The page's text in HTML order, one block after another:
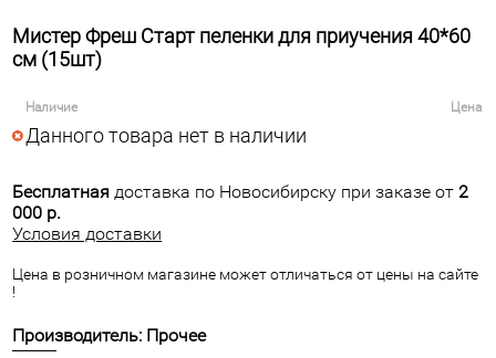
Мистер Фреш Старт пеленки для приучения 40*60
см (15шт)
Наличие Цена
Данного товара нет в наличии
Бесплатная доставка по Новосибирску при заказе от 2
000 р.
Условия доставки
Цена в розничном магазине может отличаться от цены на сайте
!
Производитель: Прочее